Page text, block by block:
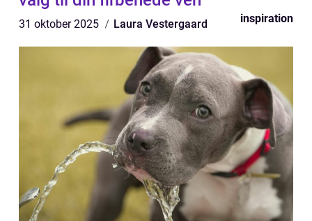
31 oktober 2025 Laura Vestergaard inspiration